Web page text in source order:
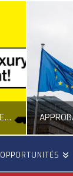
NOUVELLE INITIATIVE CITOYENNE EUROPÉENNE SUR LE LOGEMENT
OPPORTUNITÉS